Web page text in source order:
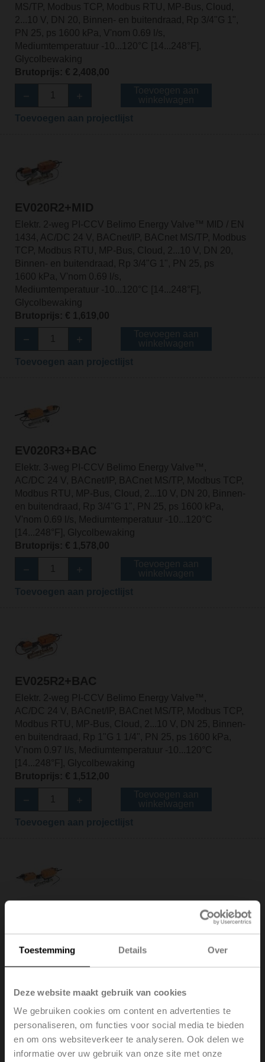
Toestemming Details Over
Deze website maakt gebruik van cookies
We gebruiken cookies om content en advertenties te
personaliseren, om functies voor social media te bieden
en om ons websiteverkeer te analyseren. Ook delen we
informatie over uw gebruik van onze site met onze
MS/TP, Modbus TCP, Modbus RTU, MP-Bus, Cloud,
2...10 V, DN 20, Binnen- en buitendraad, Rp 3/4"G 1",
PN 25, ps 1600 kPa, V'nom 0.69 l/s,
Mediumtemperatuur -10...120°C [14...248°F],
Glycolbewaking
Brutoprijs: € 2,408,00
EV020R2+MID
Elektr. 2-weg PI-CCV Belimo Energy Valve™ MID / EN
1434, AC/DC 24 V, BACnet/IP, BACnet MS/TP, Modbus
TCP, Modbus RTU, MP-Bus, Cloud, 2...10 V, DN 20,
Binnen- en buitendraad, Rp 3/4"G 1", PN 25, ps
1600 kPa, V'nom 0.69 l/s,
Mediumtemperatuur -10...120°C [14...248°F],
Glycolbewaking
Brutoprijs: € 1,619,00
EV020R3+BAC
Elektr. 3-weg PI-CCV Belimo Energy Valve™,
AC/DC 24 V, BACnet/IP, BACnet MS/TP, Modbus TCP,
Modbus RTU, MP-Bus, Cloud, 2...10 V, DN 20, Binnen-
en buitendraad, Rp 3/4"G 1", PN 25, ps 1600 kPa,
V'nom 0.69 l/s, Mediumtemperatuur -10...120°C
[14...248°F], Glycolbewaking
Brutoprijs: € 1,578,00
EV025R2+BAC
Elektr. 2-weg PI-CCV Belimo Energy Valve™,
AC/DC 24 V, BACnet/IP, BACnet MS/TP, Modbus TCP,
Modbus RTU, MP-Bus, Cloud, 2...10 V, DN 25, Binnen-
en buitendraad, Rp 1"G 1 1/4", PN 25, ps 1600 kPa,
V'nom 0.97 l/s, Mediumtemperatuur -10...120°C
[14...248°F], Glycolbewaking
Brutoprijs: € 1,512,00
Elektr. 2-weg PI-CCV Belimo Energy Valve™ met
MS/TP, Modbus TCP, Modbus RTU, MP-Bus, Cloud,
2...10 V, DN 25, Binnen- en buitendraad, Rp 1"G 1 1/4",
Mediumtemperatuur -10...120°C [14...248°F],
Glycolbewaking
Brutoprijs: € 2,450,00
Toevoegen aan
winkelwagen